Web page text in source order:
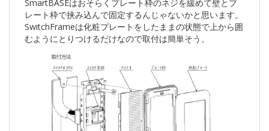
SmartBASEはおそらくプレート枠のネジを緩めて壁とプ
レート枠で挟み込んで固定するんじゃないかと思います。
SwitchFrameは化粧プレートをしたままの状態で上から囲
むようにとりつけるだけなので取付は簡単そう。